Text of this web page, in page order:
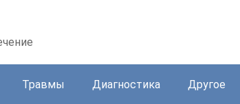
Травмы Диагностика Другое